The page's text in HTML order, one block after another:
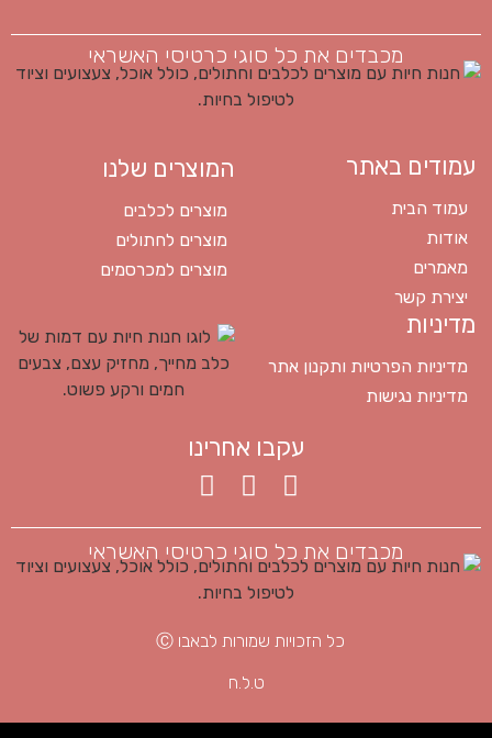
מכבדים את כל סוגי כרטיסי האשראי
עמודים באתר
עמוד הבית
אודות
מאמרים
יצירת קשר
המוצרים שלנו
מוצרים לכלבים
מוצרים לחתולים
מוצרים למכרסמים
מדיניות
מדיניות הפרטיות ותקנון אתר
מדיניות נגישות
עקבו אחרינו
מכבדים את כל סוגי כרטיסי האשראי
כל הזכויות שמורות לבאבו Ⓒ
ט.ל.ח